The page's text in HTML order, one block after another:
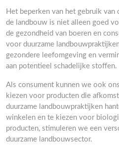
Het beperken van het gebruik van
de landbouw is niet alleen goed
de gezondheid van boeren en
voor duurzame
gezondere leefomgeving en
aan potentieel schadelijke stoffen.
Als consument kunnen we ook
kiezen voor producten die
duurzame landbouwpraktijken
winkelen en te kiezen voor
producten, stimuleren we een
duurzame landbouwsector.